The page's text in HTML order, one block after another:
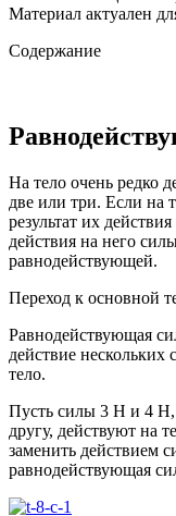
Материал актуален
Содержание
На тело очень редко
две или три. Если на
результат их
действия на него
равнодействующей.
Переход к основной
Равнодействующая
действие
тело.
Пусть силы 3 Н и 4 Н,
другу, действуют на
заменить действием
равнодействующая